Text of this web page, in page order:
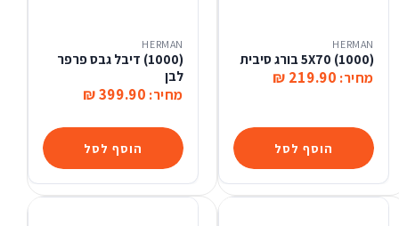
הוסף לסל
HERMAN
(1000) 5X70 בורג סיבית
מחיר: 219.90 ₪
הוסף לסל
HERMAN
(1000) דיבל גבס פרפר
לבן
מחיר: 399.90 ₪